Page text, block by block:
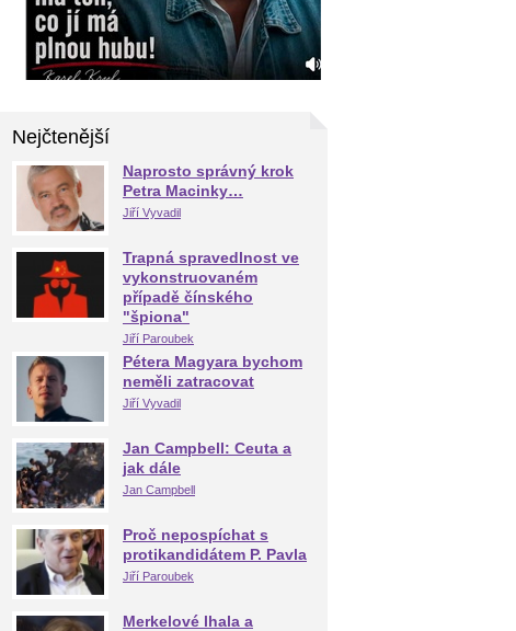
Nejčtenější
Naprosto správný krok
Petra Macinky…
Jiří Vyvadil
Trapná spravedlnost ve
vykonstruovaném
případě čínského
"špiona"
Jiří Paroubek
Pétera Magyara bychom
neměli zatracovat
Jiří Vyvadil
Jan Campbell: Ceuta a
jak dále
Jan Campbell
Proč nepospíchat s
protikandidátem P. Pavla
Jiří Paroubek
Merkelové lhala a